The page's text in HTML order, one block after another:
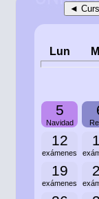
◄
Lun
5
Navidad
12
exámenes
19
exámenes